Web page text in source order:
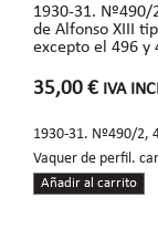
1930-31.
de Alfonso XIII
excepto el 496 y
35,00 € IVA
1930-31. Nº490/2,
Vaquer de perfil.
Añadir al carrito